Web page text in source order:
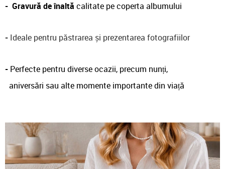
- Gravură de înaltă calitate pe coperta albumului
- Ideale pentru păstrarea și prezentarea fotografiilor
- Perfecte pentru diverse ocazii, precum nunți,
aniversări sau alte momente importante din viață